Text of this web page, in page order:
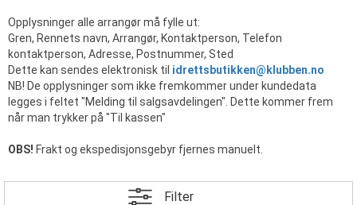
Opplysninger alle arrangør må fylle ut:
Gren, Rennets navn, Arrangør, Kontaktperson, Telefon
kontaktperson, Adresse, Postnummer, Sted
Dette kan sendes elektronisk til idrettsbutikken@klubben.no
NB! De opplysninger som ikke fremkommer under kundedata
legges i feltet "Melding til salgsavdelingen". Dette kommer frem
når man trykker på "Til kassen"
OBS! Frakt og ekspedisjonsgebyr fjernes manuelt.
Filter